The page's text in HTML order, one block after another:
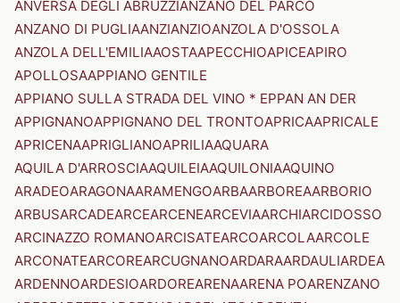
ANVERSA DEGLI ABRUZZIANZANO DEL PARCO
ANZANO DI PUGLIAANZIANZIOANZOLA D'OSSOLA
ANZOLA DELL'EMILIAAOSTAAPECCHIOAPICEAPIRO
APOLLOSAAPPIANO GENTILE
APPIANO SULLA STRADA DEL VINO * EPPAN AN DER
APPIGNANOAPPIGNANO DEL TRONTOAPRICAAPRICALE
APRICENAAPRIGLIANOAPRILIAAQUARA
AQUILA D'ARROSCIAAQUILEIAAQUILONIAAQUINO
ARADEOARAGONAARAMENGOARBAARBOREAARBORIO
ARBUSARCADEARCEARCENEARCEVIAARCHIARCIDOSSO
ARCINAZZO ROMANOARCISATEARCOARCOLAARCOLE
ARCONATEARCOREARCUGNANOARDARAARDAULIARDEA
ARDENNOARDESIOARDOREARENAARENA POARENZANO